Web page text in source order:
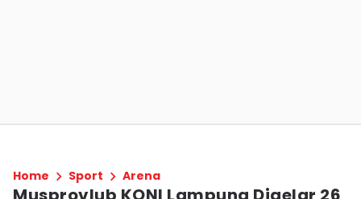
Home Sport Arena